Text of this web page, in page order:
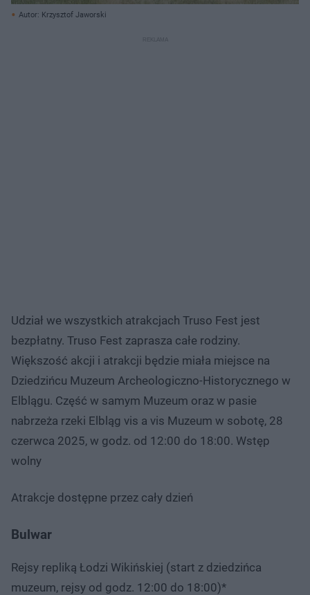
Autor: Krzysztof Jaworski
Udział we wszystkich atrakcjach Truso Fest jest
bezpłatny. Truso Fest zaprasza całe rodziny.
Większość akcji i atrakcji będzie miała miejsce na
Dziedzińcu Muzeum Archeologiczno-Historycznego w
Elblągu. Część w samym Muzeum oraz w pasie
nabrzeża rzeki Elbląg vis a vis Muzeum w sobotę, 28
czerwca 2025, w godz. od 12:00 do 18:00. Wstęp
wolny
Atrakcje dostępne przez cały dzień
Bulwar
Rejsy repliką Łodzi Wikińskiej (start z dziedzińca
muzeum, rejsy od godz. 12:00 do 18:00)*